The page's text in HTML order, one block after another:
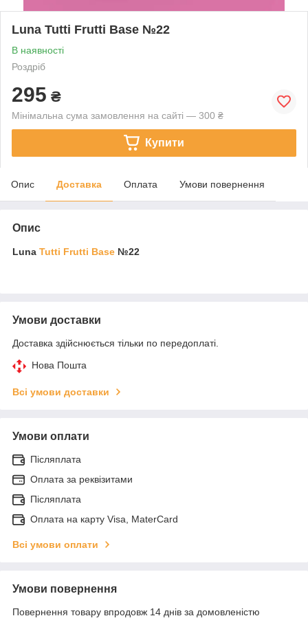
Luna Tutti Frutti Base №22
В наявності
Роздріб
295 ₴
Мінімальна сума замовлення на сайті — 300 ₴
Купити
Опис Доставка Оплата Умови повернення
Опис
Luna Tutti Frutti Base №22
Умови доставки
Доставка здійснюється тільки по передоплаті.
Нова Пошта
Всі умови доставки
Умови оплати
Післяплата
Оплата за реквізитами
Післяплата
Оплата на карту Visa, MaterCard
Всі умови оплати
Умови повернення
Повернення товару впродовж 14 днів за домовленістю